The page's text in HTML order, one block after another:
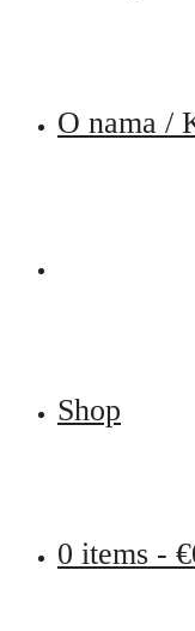
O nama /
Shop
0 items - €